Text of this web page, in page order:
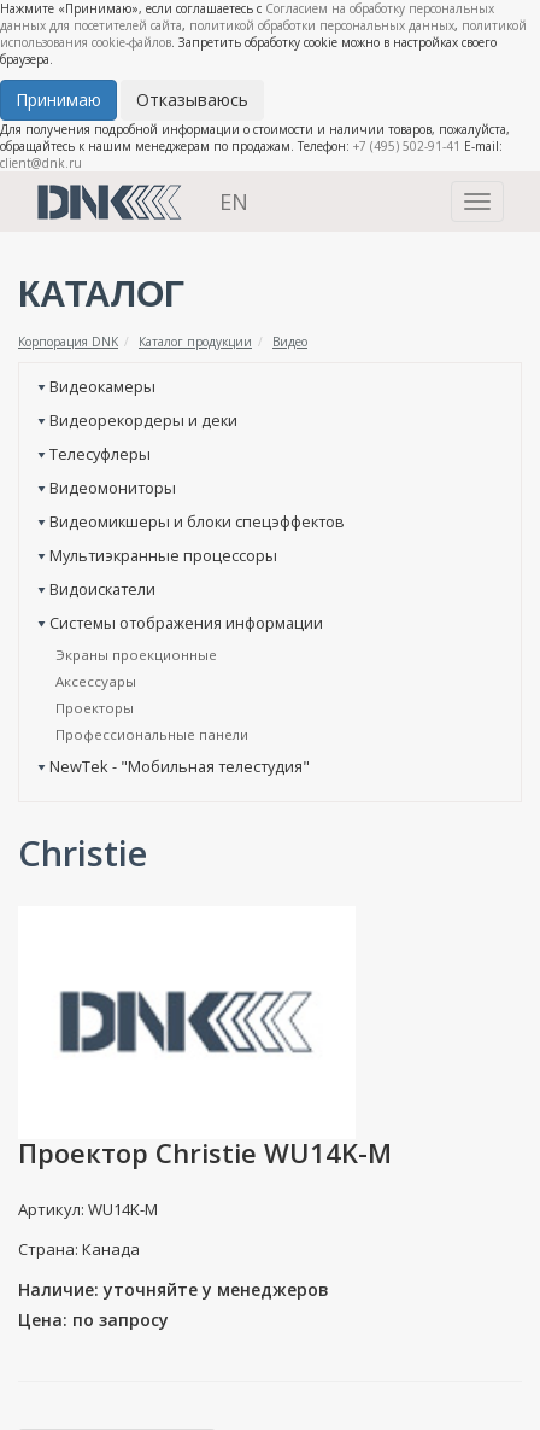
Нажмите «Принимаю», если соглашаетесь с Согласием на обработку персональных
данных для посетителей сайта, политикой обработки персональных данных, политикой
использования cookie-файлов. Запретить обработку cookie можно в настройках своего
браузера.
Принимаю Отказываюсь
Для получения подробной информации о стоимости и наличии товаров, пожалуйста,
обращайтесь к нашим менеджерам по продажам. Телефон: +7 (495) 502-91-41 E-mail:
client@dnk.ru
Toggle
EN
КАТАЛОГ
Корпорация DNK Каталог продукции Видео
Видеокамеры
Видеорекордеры и деки
Телесуфлеры
Видеомониторы
Видеомикшеры и блоки спецэффектов
Мультиэкранные процессоры
Видоискатели
Системы отображения информации
Экраны проекционные
Аксессуары
Проекторы
Профессиональные панели
NewTek - "Мобильная телестудия"
Christie
Проектор Christie WU14K-M
Артикул: WU14K-M
Страна: Канада
Наличие: уточняйте у менеджеров
Цена: по запросу